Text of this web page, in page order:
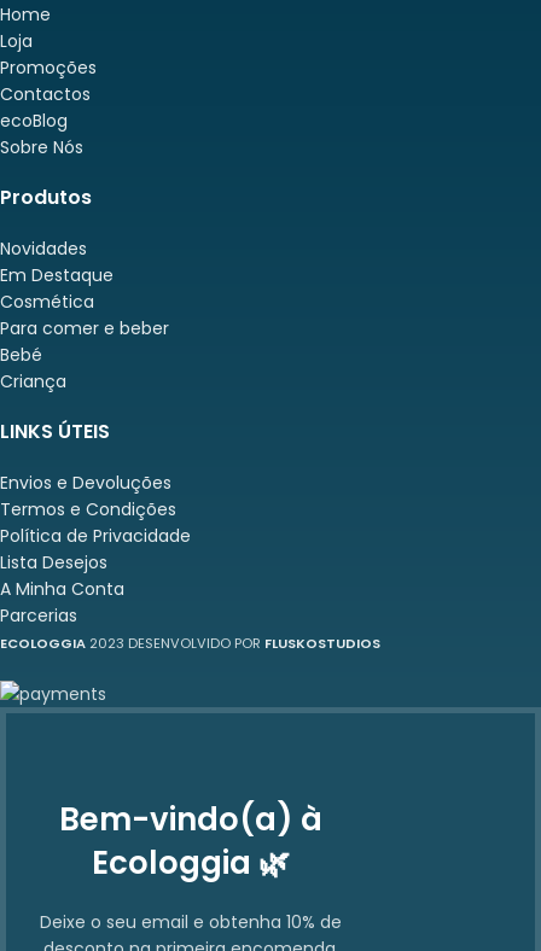
Home
Loja
Promoções
Contactos
ecoBlog
Sobre Nós
Produtos
Novidades
Em Destaque
Cosmética
Para comer e beber
Bebé
Criança
LINKS ÚTEIS
Envios e Devoluções
Termos e Condições
Política de Privacidade
Lista Desejos
A Minha Conta
Parcerias
ECOLOGGIA 2023 DESENVOLVIDO POR FLUSKOSTUDIOS
Bem-vindo(a) à
Ecologgia 🌿
Deixe o seu email e obtenha 10% de